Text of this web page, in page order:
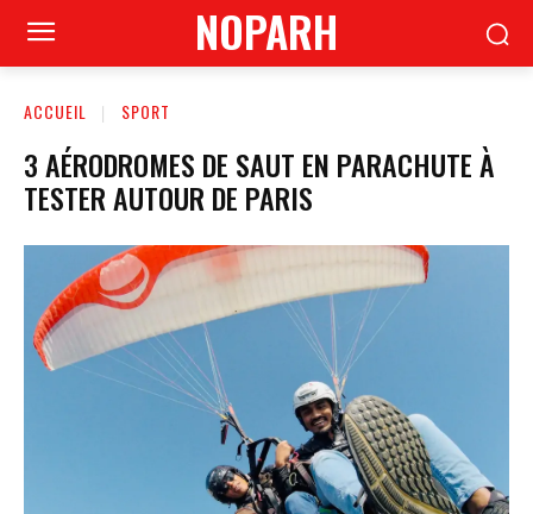
NOPARH
ACCUEIL SPORT
3 AÉRODROMES DE SAUT EN PARACHUTE À
TESTER AUTOUR DE PARIS